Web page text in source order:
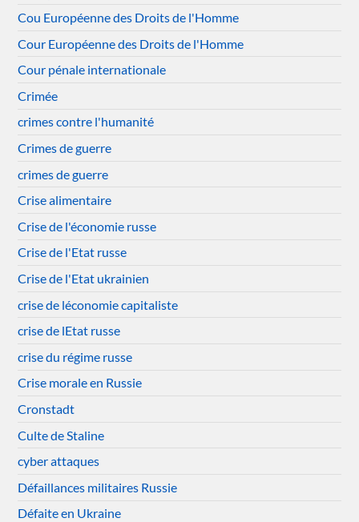
Cou Européenne des Droits de l'Homme
Cour Européenne des Droits de l'Homme
Cour pénale internationale
Crimée
crimes contre l'humanité
Crimes de guerre
crimes de guerre
Crise alimentaire
Crise de l'économie russe
Crise de l'Etat russe
Crise de l'Etat ukrainien
crise de léconomie capitaliste
crise de lEtat russe
crise du régime russe
Crise morale en Russie
Cronstadt
Culte de Staline
cyber attaques
Défaillances militaires Russie
Défaite en Ukraine